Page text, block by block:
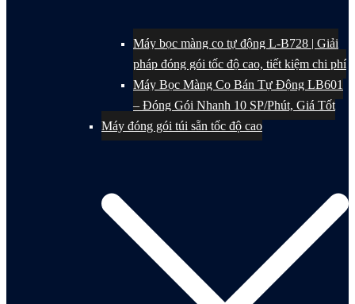
Máy bọc màng co tự động L-B728 | Giải
pháp đóng gói tốc độ cao, tiết kiệm chi phí
Máy Bọc Màng Co Bán Tự Động LB601
– Đóng Gói Nhanh 10 SP/Phút, Giá Tốt
Máy đóng gói túi sẵn tốc độ cao